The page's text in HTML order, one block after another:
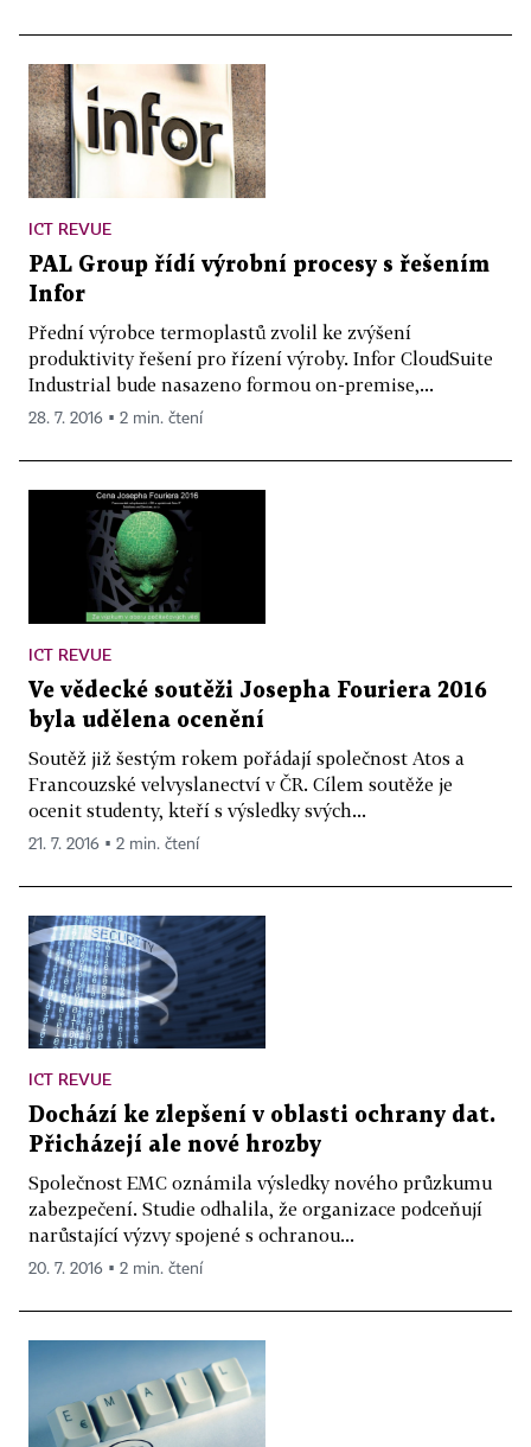
ICT REVUE
PAL Group řídí výrobní procesy s řešením
Infor
Přední výrobce termoplastů zvolil ke zvýšení
produktivity řešení pro řízení výroby. Infor CloudSuite
Industrial bude nasazeno formou on-premise,...
28. 7. 2016 ▪ 2 min. čtení
ICT REVUE
Ve vědecké soutěži Josepha Fouriera 2016
byla udělena ocenění
Soutěž již šestým rokem pořádají společnost Atos a
Francouzské velvyslanectví v ČR. Cílem soutěže je
ocenit studenty, kteří s výsledky svých...
21. 7. 2016 ▪ 2 min. čtení
ICT REVUE
Dochází ke zlepšení v oblasti ochrany dat.
Přicházejí ale nové hrozby
Společnost EMC oznámila výsledky nového průzkumu
zabezpečení. Studie odhalila, že organizace podceňují
narůstající výzvy spojené s ochranou...
20. 7. 2016 ▪ 2 min. čtení